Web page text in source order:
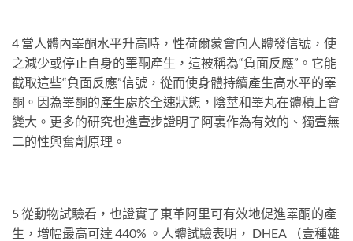
4 當人體內睪酮水平升高時，性荷爾蒙會向人體發信號，使
之減少或停止自身的睪酮產生，這被稱為“負面反應”。它能
截取這些“負面反應”信號，從而使身體持續產生高水平的睪
酮。因為睪酮的產生處於全速狀態，陰莖和睪丸在體積上會
變大。更多的研究也進壹步證明了阿裏作為有效的、獨壹無
二的性興奮劑原理。
5 從動物試驗看，也證實了東革阿里可有效地促進睪酮的產
生，增幅最高可達 440% 。人體試驗表明， DHEA （壹種雄